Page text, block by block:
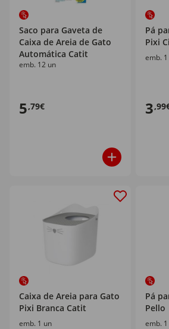
Saco para Gaveta de
Caixa de Areia de Gato
Automática Catit
emb. 12 un
5,79€
Pá
Pixi
emb.
3
Caixa de Areia para Gato
Pixi Branca Catit
emb. 1 un
Pá
Pello
emb.